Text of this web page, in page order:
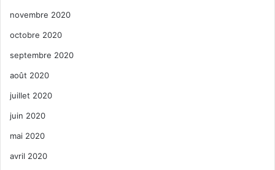
novembre 2020
octobre 2020
septembre 2020
août 2020
juillet 2020
juin 2020
mai 2020
avril 2020